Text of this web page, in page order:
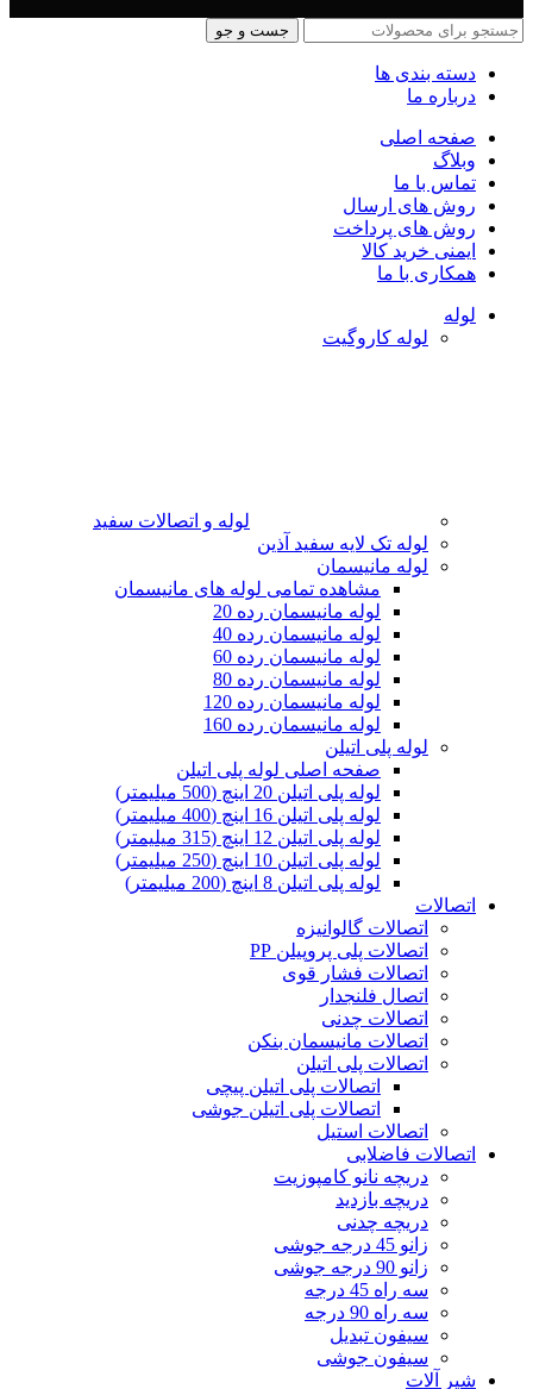
جست و جو
دسته بندی ها
درباره ما
صفحه اصلی
وبلاگ
تماس با ما
روش های ارسال
روش های پرداخت
ایمنی خرید کالا
همکاری با ما
لوله
لوله کاروگیت
لوله و اتصالات سفید
لوله تک لایه سفید آذین
لوله مانیسمان
مشاهده تمامی لوله های مانیسمان
لوله مانیسمان رده 20
لوله مانیسمان رده 40
لوله مانیسمان رده 60
لوله مانیسمان رده 80
لوله مانیسمان رده 120
لوله مانیسمان رده 160
لوله پلی اتیلن
صفحه اصلی لوله پلی اتیلن
لوله پلی اتیلن 20 اینچ (500 میلیمتر)
لوله پلی اتیلن 16 اینچ (400 میلیمتر)
لوله پلی اتیلن 12 اینچ (315 میلیمتر)
لوله پلی اتیلن 10 اینچ (250 میلیمتر)
لوله پلی اتیلن 8 اینچ (200 میلیمتر)
اتصالات
اتصالات گالوانیزه
اتصالات پلی پروپیلن PP
اتصالات فشار قوی
اتصال فلنجدار
اتصالات چدنی
اتصالات مانیسمان بنکن
اتصالات پلی اتیلن
اتصالات پلی اتیلن پیچی
اتصالات پلی اتیلن جوشی
اتصالات استیل
اتصالات فاضلابی
دریچه نانو کامپوزیت
دریچه بازدید
دریچه چدنی
زانو 45 درجه جوشی
زانو 90 درجه جوشی
سه راه 45 درجه
سه راه 90 درجه
سیفون تبدیل
سیفون جوشی
شیر آلات